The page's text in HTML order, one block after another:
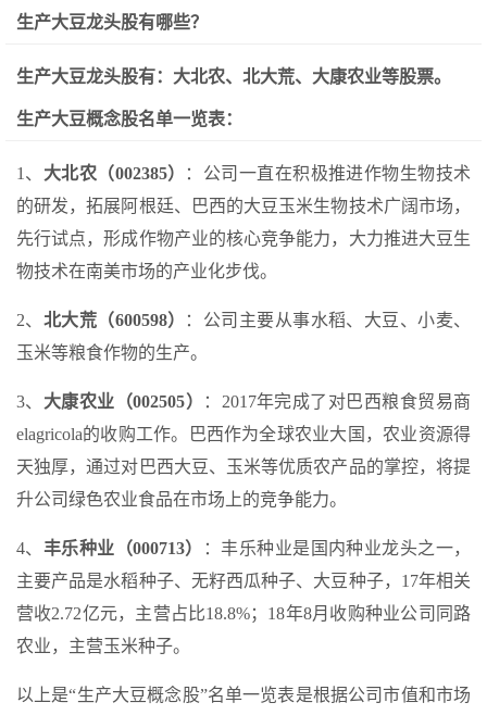
生产大豆龙头股有哪些？
生产大豆龙头股有：大北农、北大荒、大康农业等股票。
生产大豆概念股名单一览表：
1、 大北农（002385）
：公司一直在积极推进作物生物技术
的研发，拓展阿根廷、巴西的大豆玉米生物技术广阔市场，
先行试点，形成作物产业的核心竞争能力，大力推进大豆生
物技术在南美市场的产业化步伐。
2、 北大荒（600598）
：公司主要从事水稻、大豆、小麦、
玉米等粮食作物的生产。
3、 大康农业（002505）
：2017年完成了对巴西粮食贸易商
elagricola的收购工作。巴西作为全球农业大国，农业资源得
天独厚，通过对巴西大豆、玉米等优质农产品的掌控，将提
升公司绿色农业食品在市场上的竞争能力。
4、 丰乐种业（000713）
：丰乐种业是国内种业龙头之一，
主要产品是水稻种子、无籽西瓜种子、大豆种子，17年相关
营收2.72亿元，主营占比18.8%；18年8月收购种业公司同路
农业，主营玉米种子。
以上是“生产大豆概念股”名单一览表是根据公司市值和市场